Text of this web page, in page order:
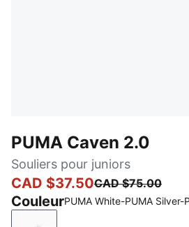
PUMA Caven 2.0
Souliers pour juniors
CAD $37.50CAD $75.00
CouleurPUMA White-PUMA Silver-